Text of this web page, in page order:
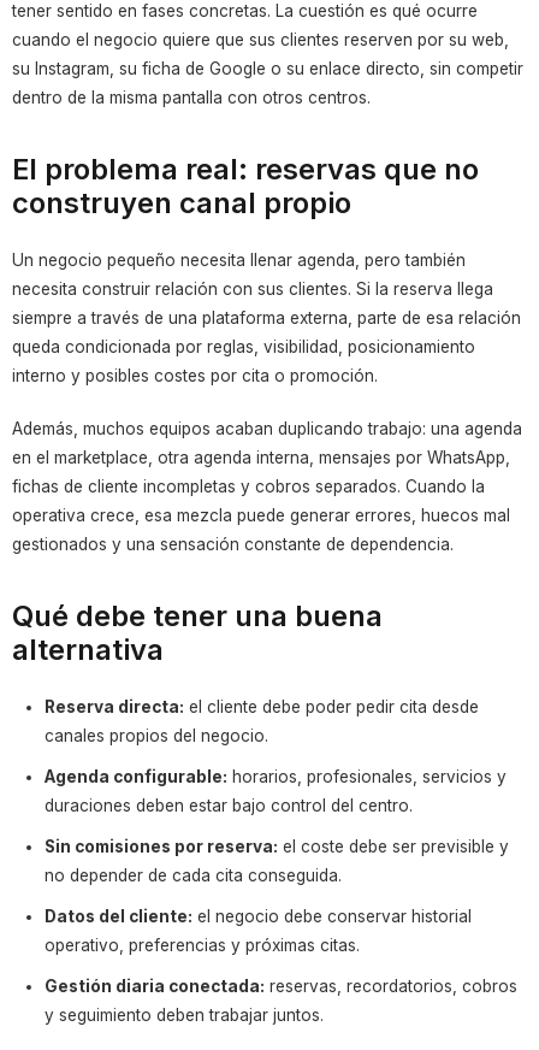
tener sentido en fases concretas. La cuestión es qué ocurre
cuando el negocio quiere que sus clientes reserven por su web,
su Instagram, su ficha de Google o su enlace directo, sin competir
dentro de la misma pantalla con otros centros.
El problema real: reservas que no
construyen canal propio
Un negocio pequeño necesita llenar agenda, pero también
necesita construir relación con sus clientes. Si la reserva llega
siempre a través de una plataforma externa, parte de esa relación
queda condicionada por reglas, visibilidad, posicionamiento
interno y posibles costes por cita o promoción.
Además, muchos equipos acaban duplicando trabajo: una agenda
en el marketplace, otra agenda interna, mensajes por WhatsApp,
fichas de cliente incompletas y cobros separados. Cuando la
operativa crece, esa mezcla puede generar errores, huecos mal
gestionados y una sensación constante de dependencia.
Qué debe tener una buena
alternativa
Reserva directa: el cliente debe poder pedir cita desde
canales propios del negocio.
Agenda configurable: horarios, profesionales, servicios y
duraciones deben estar bajo control del centro.
Sin comisiones por reserva: el coste debe ser previsible y
no depender de cada cita conseguida.
Datos del cliente: el negocio debe conservar historial
operativo, preferencias y próximas citas.
Gestión diaria conectada: reservas, recordatorios, cobros
y seguimiento deben trabajar juntos.